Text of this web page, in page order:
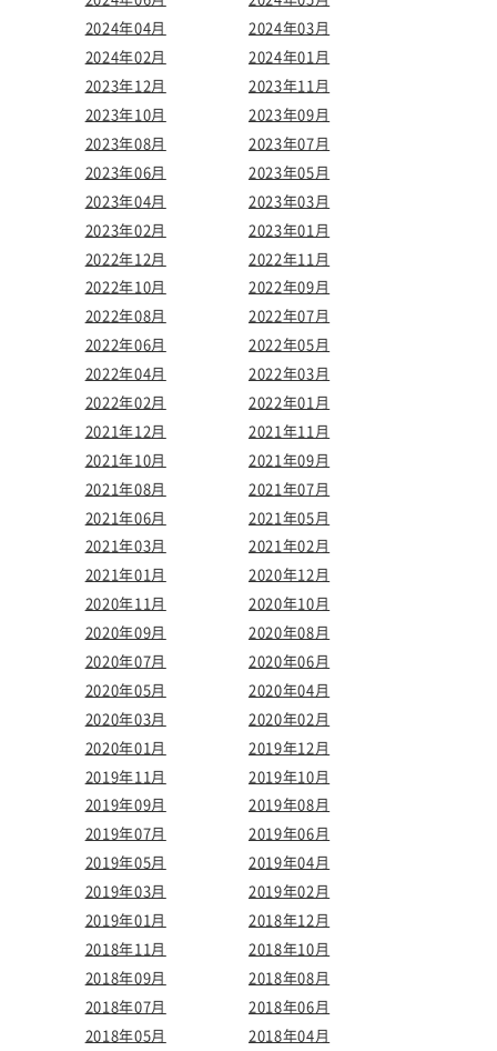
2024年04月
2024年03月
2024年02月
2024年01月
2023年12月
2023年11月
2023年10月
2023年09月
2023年08月
2023年07月
2023年06月
2023年05月
2023年04月
2023年03月
2023年02月
2023年01月
2022年12月
2022年11月
2022年10月
2022年09月
2022年08月
2022年07月
2022年06月
2022年05月
2022年04月
2022年03月
2022年02月
2022年01月
2021年12月
2021年11月
2021年10月
2021年09月
2021年08月
2021年07月
2021年06月
2021年05月
2021年03月
2021年02月
2021年01月
2020年12月
2020年11月
2020年10月
2020年09月
2020年08月
2020年07月
2020年06月
2020年05月
2020年04月
2020年03月
2020年02月
2020年01月
2019年12月
2019年11月
2019年10月
2019年09月
2019年08月
2019年07月
2019年06月
2019年05月
2019年04月
2019年03月
2019年02月
2019年01月
2018年12月
2018年11月
2018年10月
2018年09月
2018年08月
2018年07月
2018年06月
2018年05月
2018年04月